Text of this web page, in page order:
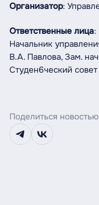
Организатор:
Ответственные лица:
Начальник
В.А. Павлова, Зам.
Студен6ческий
Поделиться новостью
telegram
vk